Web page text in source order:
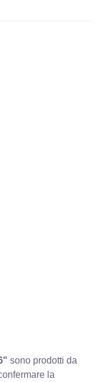
sono prodotti da
la